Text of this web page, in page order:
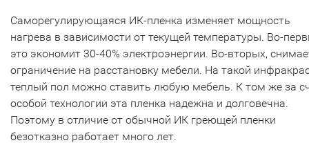
Саморегулирующаяся ИК-пленка изменяет мощность
нагрева в зависимости от текущей температуры. Во-
это экономит 30-40% электроэнергии. Во-вторых,
ограничение на расстановку мебели. На такой
теплый пол можно ставить любую мебель. К том же за
особой технологии эта пленка надежна и долговечна.
Поэтому в отличие от обычной ИК греющей пленки
безотказно работает много лет.